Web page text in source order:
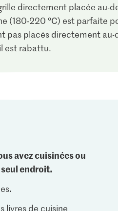
directement placée au-
(180-220 °C) est parfaite
pas placés directement au-
est rabattu.
avez cuisinées ou
endroit.
livres de cuisine